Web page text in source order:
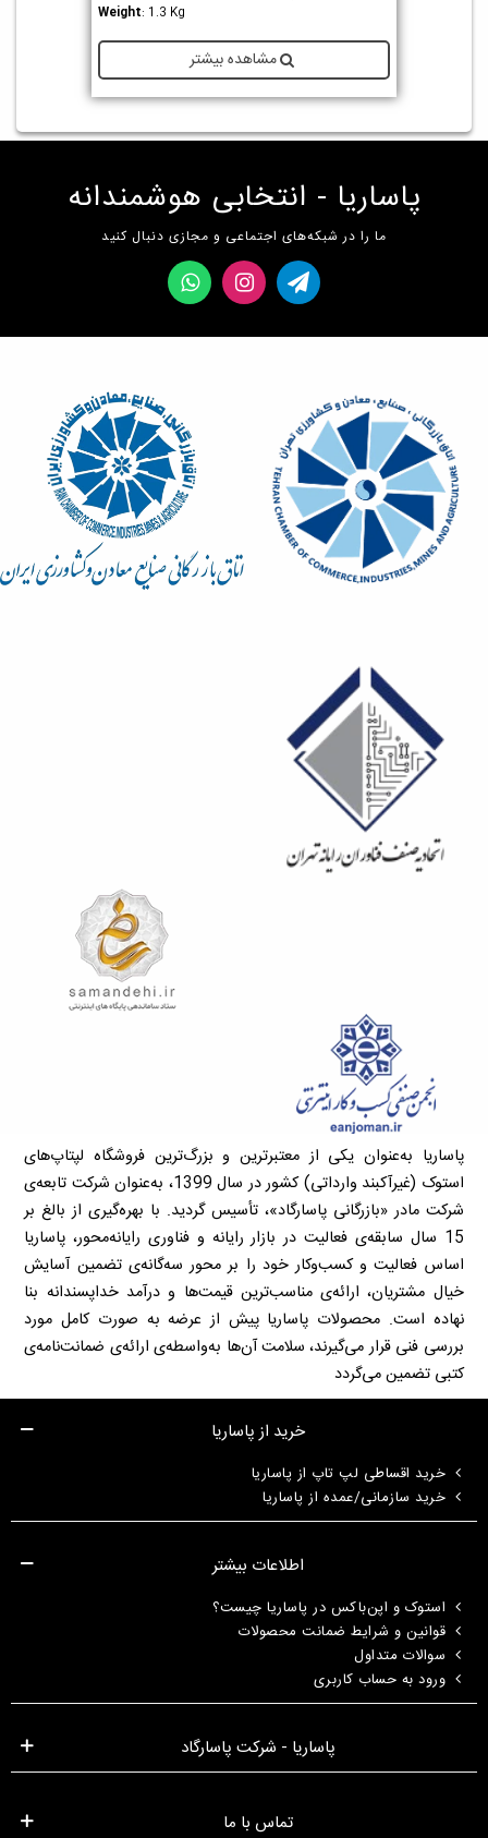
Weight: 1.3 Kg
مشاهده بیشتر
پاساریا - انتخابی هوشمندانه
ما را در شبکه‌های اجتماعی و مجازی دنبال کنید
پاساریا به‌عنوان یکی از معتبرترین و بزرگ‌ترین فروشگاه لپتاپ‌های
استوک (غیرآکبند وارداتی) کشور در سال 1399، به‌عنوان شرکت تابعه‌ی
شرکت مادر «بازرگانی پاسارگاد»، تأسیس گردید. با بهره‌گیری از بالغ بر
15 سال سابقه‌ی فعالیت در بازار رایانه و فناوری رایانه‌محور، پاساریا
اساس فعالیت و کسب‌وکار خود را بر محور سه‌گانه‌ی تضمین آسایش
خیال مشتریان، ارائه‌ی مناسب‌ترین قیمت‌ها و درآمد خداپسندانه بنا
نهاده است. محصولات پاساریا پیش از عرضه به صورت کامل مورد
بررسی فنی قرار می‌گیرند، سلامت آن‌ها به‌واسطه‌ی ارائه‌ی ضمانت‌نامه‌ی
کتبی تضمین می‌گردد
خرید از پاساریا
خرید اقساطی لپ تاپ از پاساریا
خرید سازمانی/عمده از پاساریا
اطلاعات بیشتر
استوک و اپن‌باکس در پاساریا چیست؟
قوانین و شرایط ضمانت محصولات
سوالات متداول
ورود به حساب کاربری
پاساریا - شرکت پاسارگاد
تماس با ما